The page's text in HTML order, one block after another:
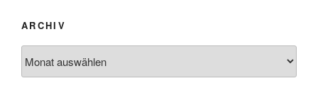
ARCHIV